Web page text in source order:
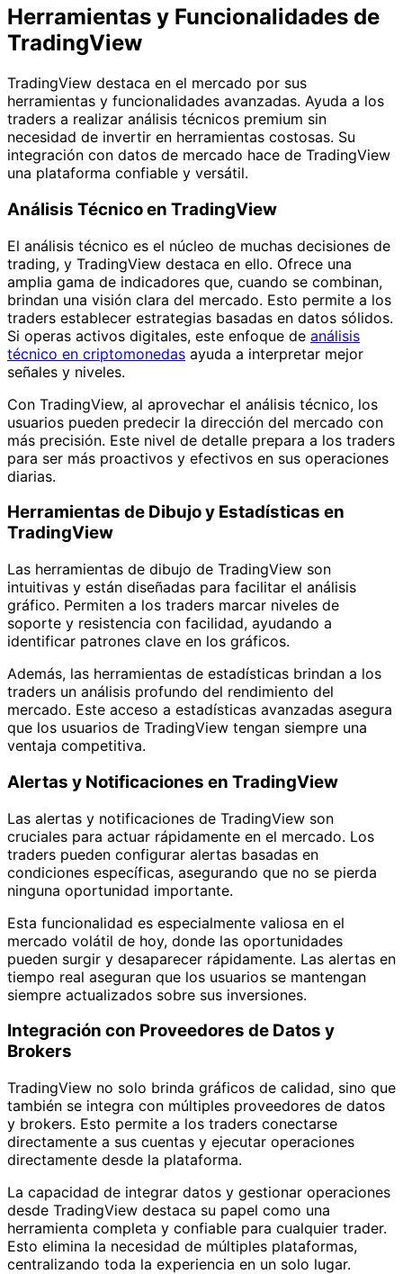
Herramientas y Funcionalidades de
TradingView
TradingView destaca en el mercado por sus
herramientas y funcionalidades avanzadas. Ayuda a los
traders a realizar análisis técnicos premium sin
necesidad de invertir en herramientas costosas. Su
integración con datos de mercado hace de TradingView
una plataforma confiable y versátil.
Análisis Técnico en TradingView
El análisis técnico es el núcleo de muchas decisiones de
trading, y TradingView destaca en ello. Ofrece una
amplia gama de indicadores que, cuando se combinan,
brindan una visión clara del mercado. Esto permite a los
traders establecer estrategias basadas en datos sólidos.
Si operas activos digitales, este enfoque de análisis
técnico en criptomonedas ayuda a interpretar mejor
señales y niveles.
Con TradingView, al aprovechar el análisis técnico, los
usuarios pueden predecir la dirección del mercado con
más precisión. Este nivel de detalle prepara a los traders
para ser más proactivos y efectivos en sus operaciones
diarias.
Herramientas de Dibujo y Estadísticas en
TradingView
Las herramientas de dibujo de TradingView son
intuitivas y están diseñadas para facilitar el análisis
gráfico. Permiten a los traders marcar niveles de
soporte y resistencia con facilidad, ayudando a
identificar patrones clave en los gráficos.
Además, las herramientas de estadísticas brindan a los
traders un análisis profundo del rendimiento del
mercado. Este acceso a estadísticas avanzadas asegura
que los usuarios de TradingView tengan siempre una
ventaja competitiva.
Alertas y Notificaciones en TradingView
Las alertas y notificaciones de TradingView son
cruciales para actuar rápidamente en el mercado. Los
traders pueden configurar alertas basadas en
condiciones específicas, asegurando que no se pierda
ninguna oportunidad importante.
Esta funcionalidad es especialmente valiosa en el
mercado volátil de hoy, donde las oportunidades
pueden surgir y desaparecer rápidamente. Las alertas en
tiempo real aseguran que los usuarios se mantengan
siempre actualizados sobre sus inversiones.
Integración con Proveedores de Datos y
Brokers
TradingView no solo brinda gráficos de calidad, sino que
también se integra con múltiples proveedores de datos
y brokers. Esto permite a los traders conectarse
directamente a sus cuentas y ejecutar operaciones
directamente desde la plataforma.
La capacidad de integrar datos y gestionar operaciones
desde TradingView destaca su papel como una
herramienta completa y confiable para cualquier trader.
Esto elimina la necesidad de múltiples plataformas,
centralizando toda la experiencia en un solo lugar.